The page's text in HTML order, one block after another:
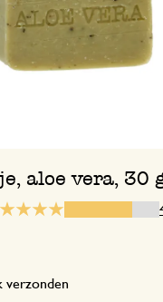
aloe vera, 30
verzonden
Sooo soft hands